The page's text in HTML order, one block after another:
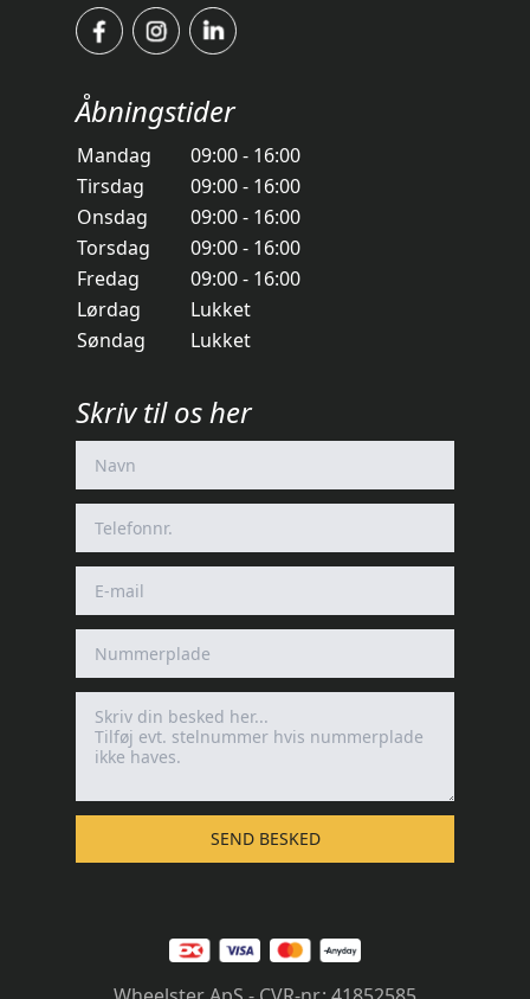
Åbningstider
Mandag
09:00 - 16:00
Tirsdag
09:00 - 16:00
Onsdag
09:00 - 16:00
Torsdag
09:00 - 16:00
Fredag
09:00 - 16:00
Lørdag
Lukket
Søndag
Lukket
Skriv til os her
SEND BESKED